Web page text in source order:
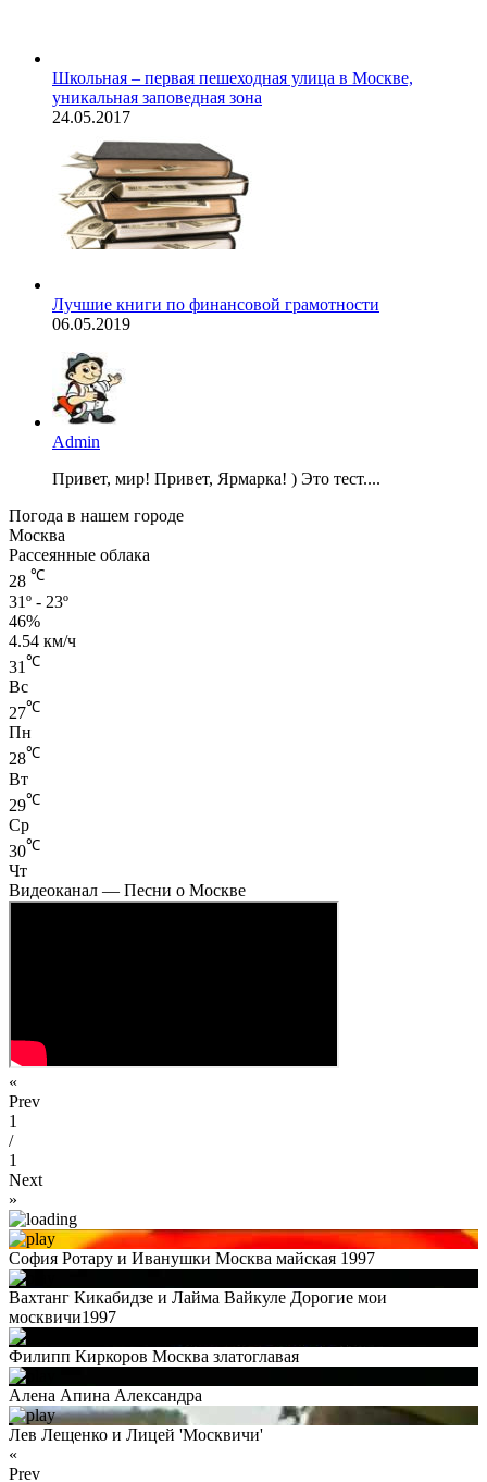
Школьная – первая пешеходная улица в Москве,
уникальная заповедная зона
24.05.2017
Лучшие книги по финансовой грамотности
06.05.2019
Admin
Привет, мир! Привет, Ярмарка! ) Это тест....
Погода в нашем городе
Москва
Рассеянные облака
28 ℃
31º - 23º
46%
4.54 км/ч
31 ℃
Вс
27℃
Пн
28℃
Вт
29℃
Ср
30℃
Чт
Видеоканал — Песни о Москве
«
Prev
1
/
1
Next
»
София Ротару и Иванушки Москва майская 1997
Вахтанг Кикабидзе и Лайма Вайкуле Дорогие мои
москвичи1997
Филипп Киркоров Москва златоглавая
Алена Апина Александра
Лев Лещенко и Лицей 'Москвичи'
«
Prev